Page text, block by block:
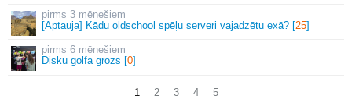
3 mēnešiem
[Aptauja] Kādu oldschool spēļu serveri vajadzētu exā? [25]
6 mēnešiem
Disku golfa grozs [0]
1 2 3 4 5